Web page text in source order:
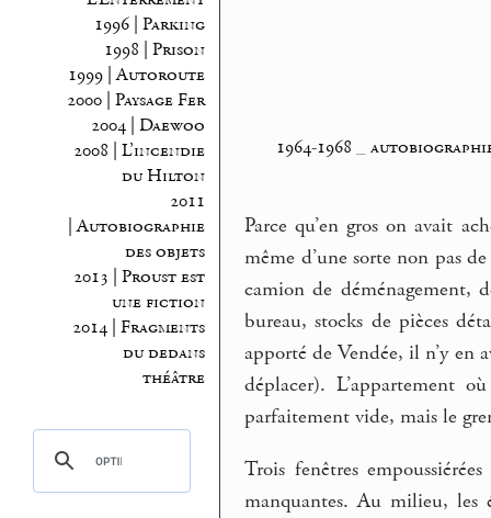
1996 | Parking
1998 | Prison
1999 | Autoroute
2000 | Paysage Fer
2004 | Daewoo
2008 | L’incendie
du Hilton
2011
| Autobiographie
des objets
2013 | Proust est
une fiction
2014 | Fragments
du dedans
théâtre
1964-1968
Parce qu’en gros on avait
même d’une sorte non pas
camion de déménagement,
bureau, stocks de pièces
apporté de Vendée, il n’y en
déplacer). L’appartement
parfaitement vide, mais le
Trois fenêtres
manquantes. Au milieu, les